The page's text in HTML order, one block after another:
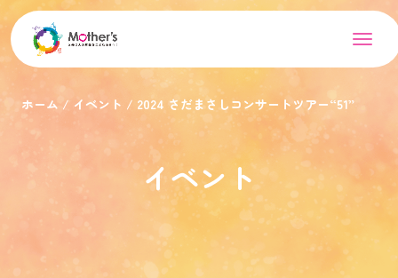
ホーム イベント 2024 さだまさしコンサートツアー“51”
イベント